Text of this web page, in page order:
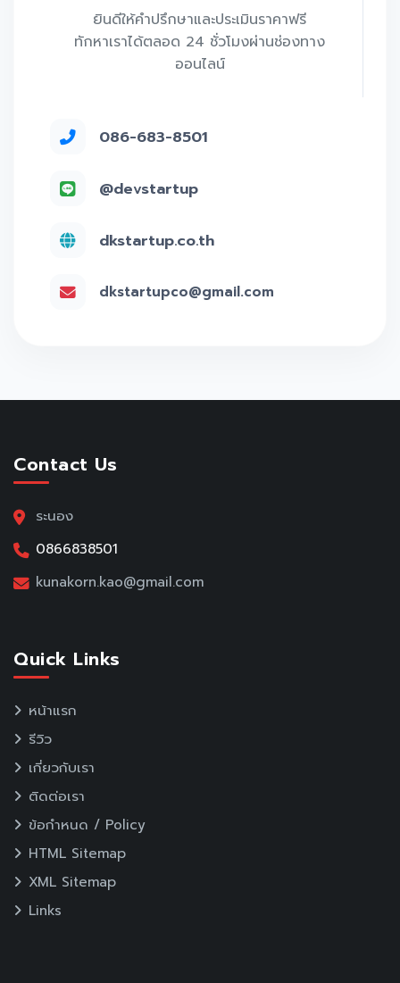
ยินดีให้คำปรึกษาและประเมินราคาฟรี
ทักหาเราได้ตลอด 24 ชั่วโมงผ่านช่องทาง
ออนไลน์
086-683-8501
@devstartup
dkstartup.co.th
dkstartupco@gmail.com
Contact Us
ระนอง
0866838501
kunakorn.kao@gmail.com
Quick Links
หน้าแรก
รีวิว
เกี่ยวกับเรา
ติดต่อเรา
ข้อกำหนด / Policy
HTML Sitemap
XML Sitemap
Links